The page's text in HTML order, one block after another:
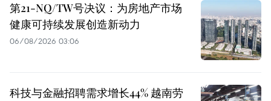
第21-NQ/TW号决议：为房地产市场
健康可持续发展创造新动力
06/08/2026 03:06
科技与金融招聘需求增长44% 越南劳